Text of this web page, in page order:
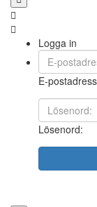
Logga in
E-
Lösenord: